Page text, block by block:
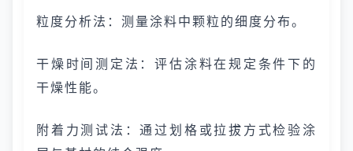
粒度分析法：测量涂料中颗粒的细度分布。
干燥时间测定法：评估涂料在规定条件下的
干燥性能。
附着力测试法：通过划格或拉拔方式检验涂